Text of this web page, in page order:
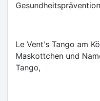
Le Vent's Tango am
Maskottchen und
Tango,